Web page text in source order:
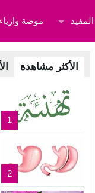
موضة وازياء
الأكثر مشاهدة
1
2